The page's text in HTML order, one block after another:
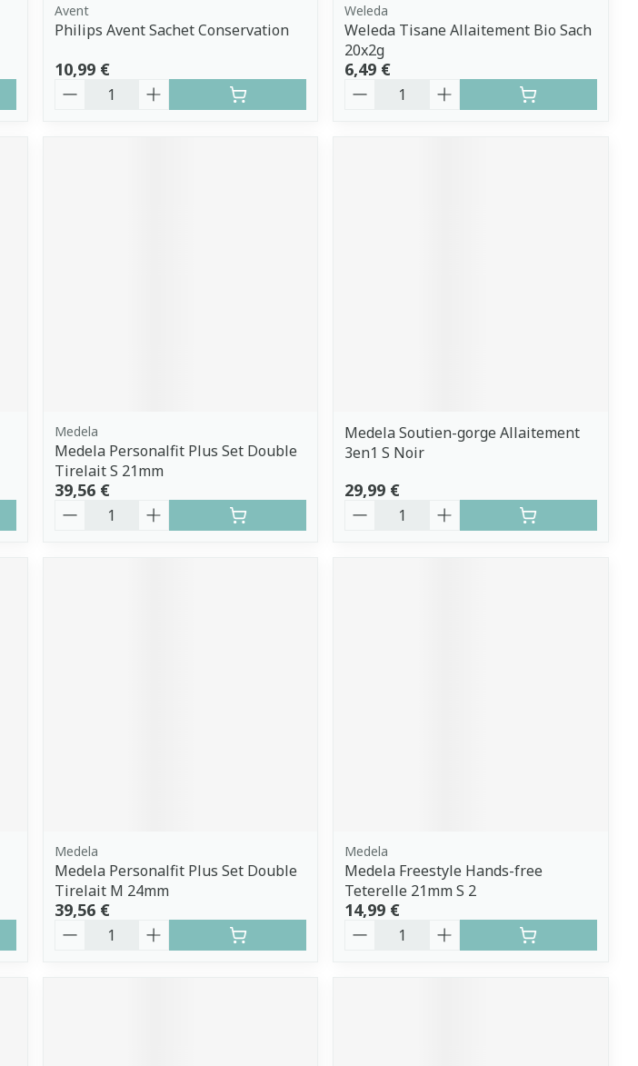
Avent
Philips Avent Sachet Conservation
10,99 €
Quantité
Weleda
Weleda Tisane Allaitement Bio Sach
20x2g
6,49 €
Quantité
Medela
Medela Personalfit Plus Set Double
Tirelait S 21mm
39,56 €
Quantité
Medela Soutien-gorge Allaitement
3en1 S Noir
29,99 €
Quantité
Medela
Medela Personalfit Plus Set Double
Tirelait M 24mm
39,56 €
Quantité
Medela
Medela Freestyle Hands-free
Teterelle 21mm S 2
14,99 €
Quantité